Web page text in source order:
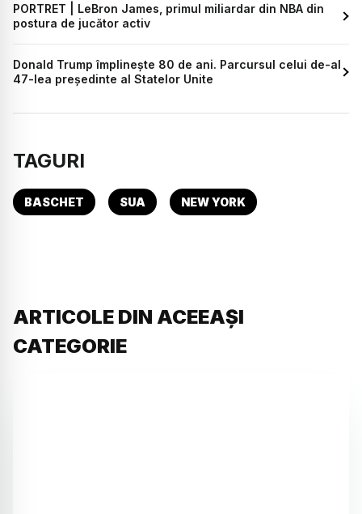
PORTRET | LeBron James, primul miliardar din NBA din
postura de jucător activ
Donald Trump împlinește 80 de ani. Parcursul celui de-al
47-lea președinte al Statelor Unite
TAGURI
BASCHET SUA NEW YORK
ARTICOLE DIN ACEEAȘI
CATEGORIE